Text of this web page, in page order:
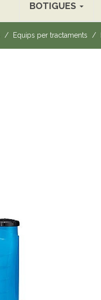
BOTIGUES
Equips per tractaments